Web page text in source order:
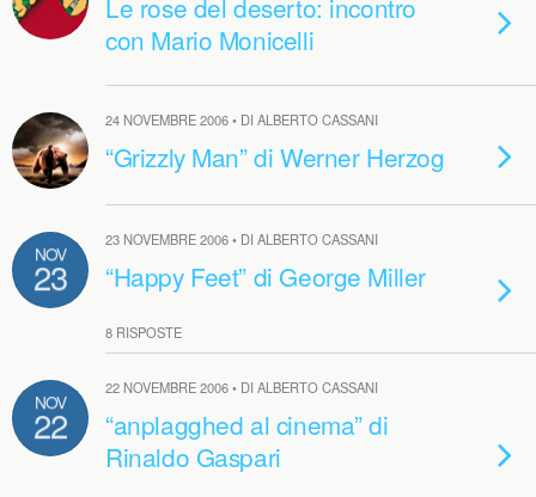
Le rose del deserto: incontro
con Mario Monicelli
24 NOVEMBRE 2006 • DI ALBERTO CASSANI
“Grizzly Man” di Werner Herzog
NOV
23
23 NOVEMBRE 2006 • DI ALBERTO CASSANI
“Happy Feet” di George Miller
8 RISPOSTE
NOV
22
22 NOVEMBRE 2006 • DI ALBERTO CASSANI
“anplagghed al cinema” di
Rinaldo Gaspari